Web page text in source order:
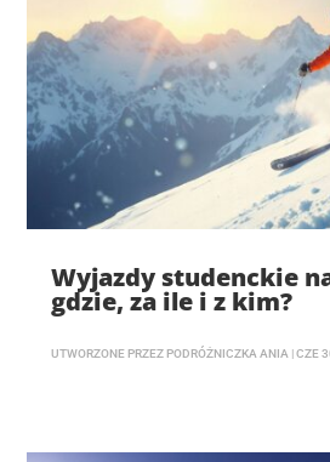
Wyjazdy studenckie
gdzie, za ile i z kim?
UTWORZONE PRZEZ PODRÓŻNICZKA ANIA |CZE